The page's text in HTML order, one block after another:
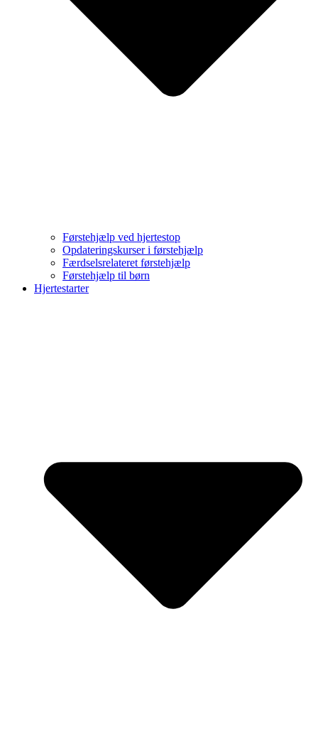
Førstehjælp ved hjertestop
Opdateringskurser i førstehjælp
Færdselsrelateret førstehjælp
Førstehjælp til børn
Hjertestarter